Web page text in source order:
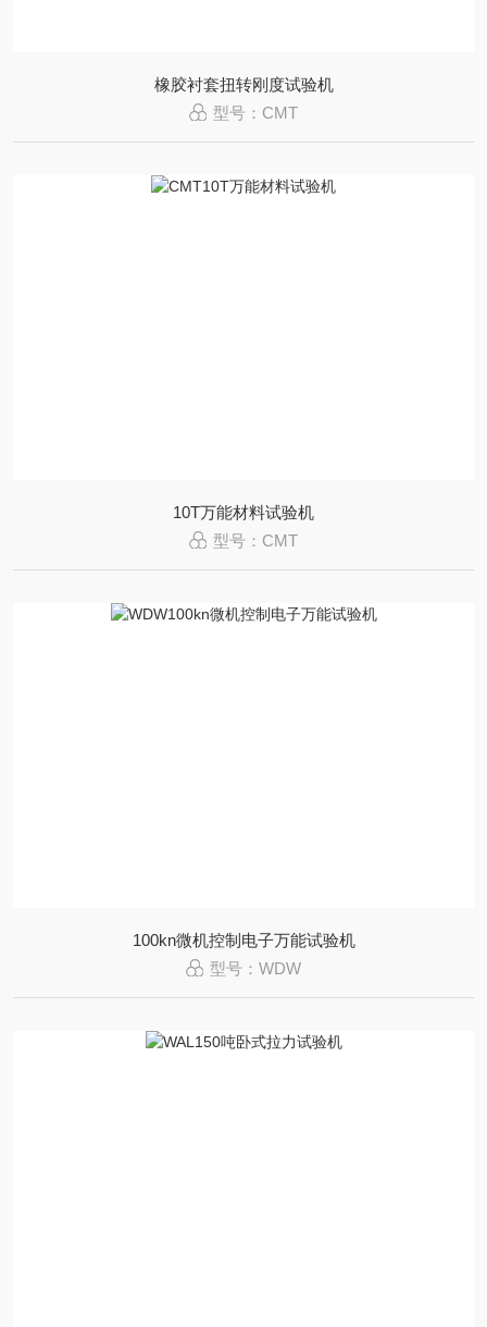
橡胶衬套扭转刚度试验机
型号：CMT
10T万能材料试验机
型号：CMT
100kn微机控制电子万能试验机
型号：WDW